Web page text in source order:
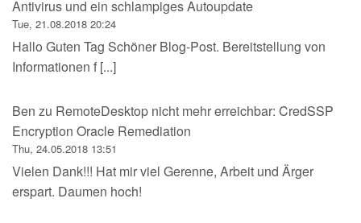
Antivirus und ein schlampiges Autoupdate
Tue, 21.08.2018 20:24
Hallo Guten Tag Schöner Blog-Post. Bereitstellung von
Informationen f [...]
Ben zu RemoteDesktop nicht mehr erreichbar: CredSSP
Encryption Oracle Remediation
Thu, 24.05.2018 13:51
Vielen Dank!!! Hat mir viel Gerenne, Arbeit und Ärger
erspart. Daumen hoch!